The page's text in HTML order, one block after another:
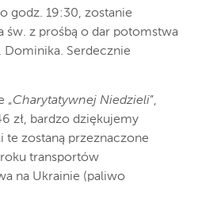
godz. 19:30, zostanie
św. z prośbą o dar potomstwa
Serdecznie
„Charytatywnej Niedzieli”,
zł, bardzo dziękujemy
te zostaną przeznaczone
transportów
na Ukrainie (paliwo